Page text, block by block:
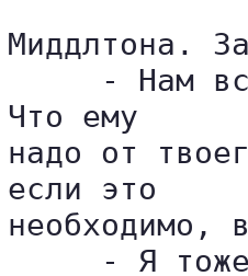
Миддлтона.
- Нам
Что ему
надо от
если это
необходимо,
- Я